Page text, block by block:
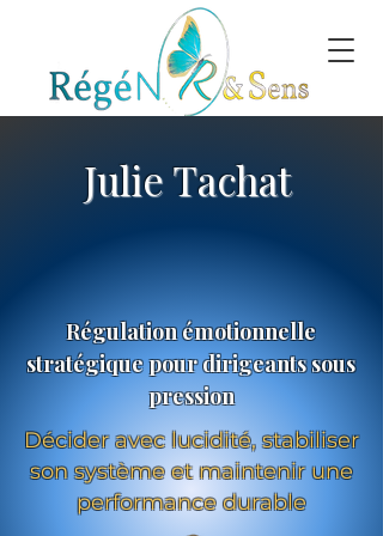
Julie Tachat
Régulation émotionnelle
stratégique pour dirigeants sous
pression
Décider avec lucidité, stabiliser
son système et maintenir une
performance durable